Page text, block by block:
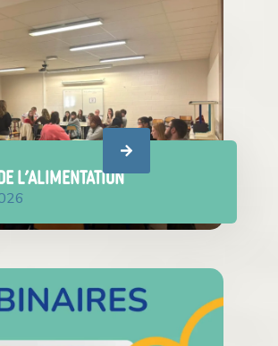
L’ALIMENTATION